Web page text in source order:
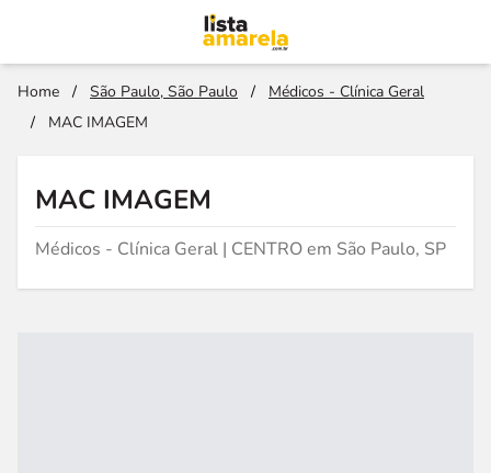
Home / São Paulo, São Paulo /
Médicos - Clínica Geral
/
MAC IMAGEM
MAC IMAGEM
Médicos - Clínica Geral | CENTRO em São Paulo, SP